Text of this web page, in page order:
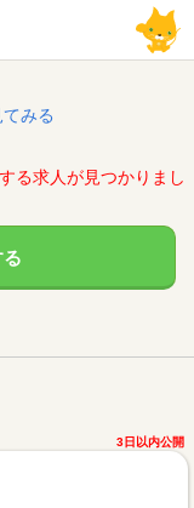
みる
る求人が見つかりまし
3日以内公開